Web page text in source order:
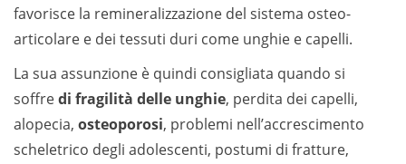
favorisce la remineralizzazione del sistema osteo-
articolare e dei tessuti duri come unghie e capelli.
La sua assunzione è quindi consigliata quando si
soffredi fragilità delle unghie, perdita dei capelli,
alopecia, osteoporosi, problemi nell’accrescimento
scheletrico degli adolescenti, postumi di fratture,